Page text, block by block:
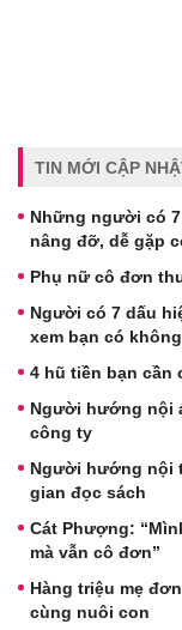
TIN MỚI CẬP
Những người có
nâng đỡ, dễ gặp
Phụ nữ cô đơn
Người có 7 dấu
xem bạn có
4 hũ tiền bạn cần
Người hướng nội
công ty
Người hướng nội
gian đọc sách
Cát Phượng:
mà vẫn cô đơn”
Hàng triệu mẹ
cùng nuôi con